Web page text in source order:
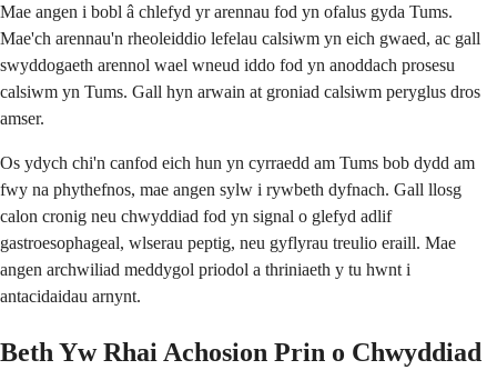
Mae angen i bobl â chlefyd yr arennau fod yn ofalus gyda Tums.
Mae'ch arennau'n rheoleiddio lefelau calsiwm yn eich gwaed, ac gall
swyddogaeth arennol wael wneud iddo fod yn anoddach prosesu
calsiwm yn Tums. Gall hyn arwain at groniad calsiwm peryglus dros
amser.
Os ydych chi'n canfod eich hun yn cyrraedd am Tums bob dydd am
fwy na phythefnos, mae angen sylw i rywbeth dyfnach. Gall llosg
calon cronig neu chwyddiad fod yn signal o glefyd adlif
gastroesophageal, wlserau peptig, neu gyflyrau treulio eraill. Mae
angen archwiliad meddygol priodol a thriniaeth y tu hwnt i
antacidaidau arnynt.
Beth Yw Rhai Achosion Prin o Chwyddiad